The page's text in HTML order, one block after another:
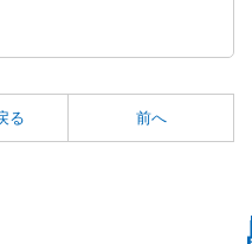
る 前へ